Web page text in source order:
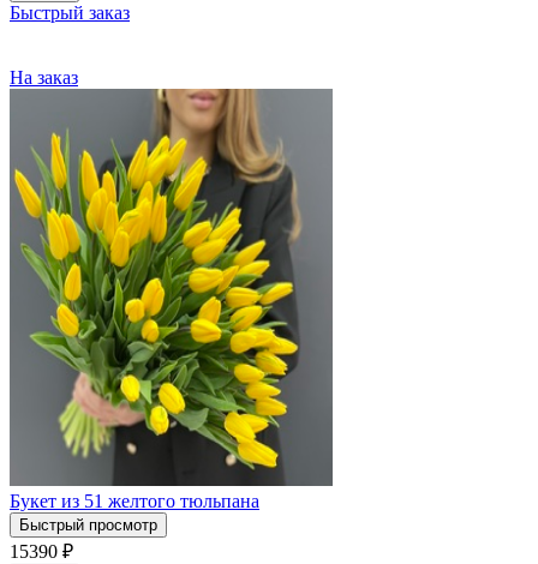
Быстрый заказ
На заказ
Букет из 51 желтого тюльпана
Быстрый просмотр
15390 ₽